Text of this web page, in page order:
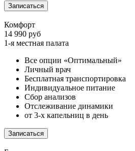
Записаться
Комфорт
14 990 руб
1-я местная палата
Все опции «Оптимальный»
Личный врач
Бесплатная транспортировка
Индивидуальное питание
Сбор анализов
Отслеживание динамики
от 3-х капельниц в день
Записаться